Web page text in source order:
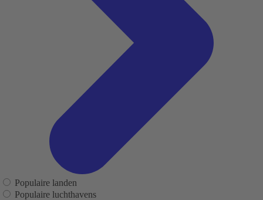
Populaire landen
Populaire luchthavens